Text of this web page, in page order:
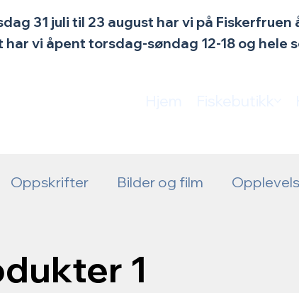
31 juli til 23 august har vi på
har vi åpent torsdag-søndag 12-18 og hele
Oppskrifter Bilder og film
1